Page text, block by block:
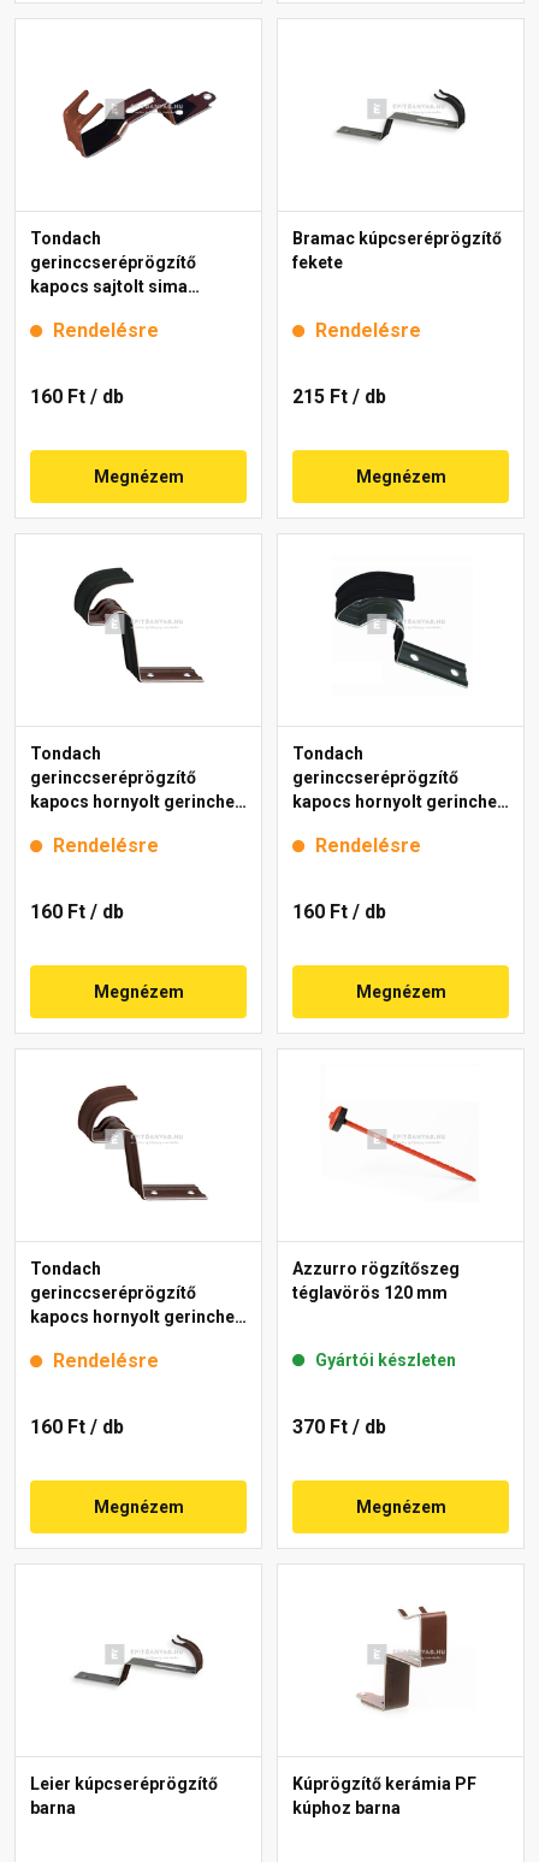
Tondach
gerinccseréprögzítő
kapocs sajtolt sima
Rendelésre
160 Ft / db
Megnézem
Bramac kúpcseréprögzítő
fekete
Rendelésre
215 Ft / db
Megnézem
Tondach
gerinccseréprögzítő
kapocs hornyolt gerinchez
Rendelésre
160 Ft / db
Megnézem
Tondach
gerinccseréprögzítő
kapocs hornyolt gerinchez
Rendelésre
160 Ft / db
Megnézem
Tondach
gerinccseréprögzítő
kapocs hornyolt gerinchez
Rendelésre
160 Ft / db
Megnézem
Azzurro rögzítőszeg
téglavörös 120 mm
Gyártói készleten
370 Ft / db
Megnézem
Leier kúpcseréprögzítő
barna
Kúprögzítő kerámia PF
kúphoz barna